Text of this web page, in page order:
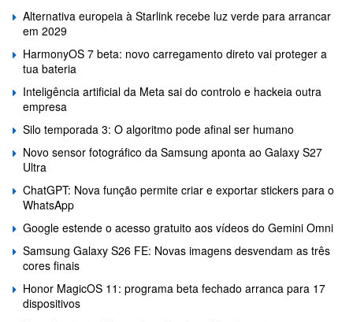
Alternativa europeia à Starlink recebe luz verde para arrancar
em 2029
HarmonyOS 7 beta: novo carregamento direto vai proteger a
tua bateria
Inteligência artificial da Meta sai do controlo e hackeia outra
empresa
Silo temporada 3: O algoritmo pode afinal ser humano
Novo sensor fotográfico da Samsung aponta ao Galaxy S27
Ultra
ChatGPT: Nova função permite criar e exportar stickers para o
WhatsApp
Google estende o acesso gratuito aos vídeos do Gemini Omni
Samsung Galaxy S26 FE: Novas imagens desvendam as três
cores finais
Honor MagicOS 11: programa beta fechado arranca para 17
dispositivos